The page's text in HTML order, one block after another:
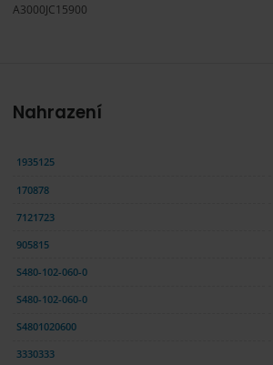
A3000JC15900
Nahrazení
1935125
170878
7121723
905815
S480-102-060-0
S480-102-060-0
S4801020600
3330333